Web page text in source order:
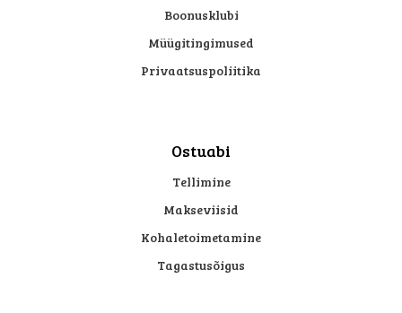
Ole kursis
Boonusklubi
Müügitingimused
Privaatsuspoliitika
Ostuabi
Tellimine
Makseviisid
Kohaletoimetamine
Tagastusõigus